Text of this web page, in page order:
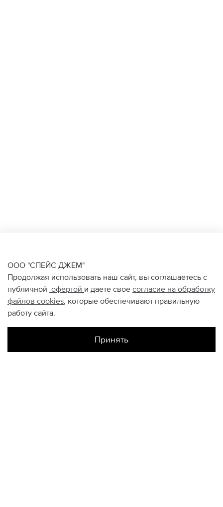
ООО "СПЕЙС ДЖЕМ"
Продолжая использовать наш сайт, вы соглашаетесь с
публичной офертой и даете свое согласие на обработку
файлов cookies, которые обеспечивают правильную
работу сайта.
Принять